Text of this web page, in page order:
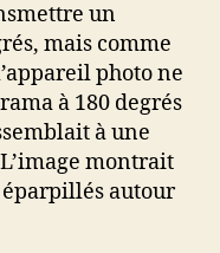
un
mais comme
photo ne
à 180 degrés
à une
montrait
autour